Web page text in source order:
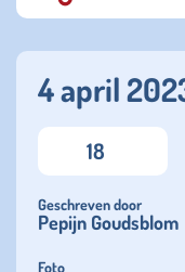
4 april
18
Geschreven door
Pepijn Goudsblom
Foto